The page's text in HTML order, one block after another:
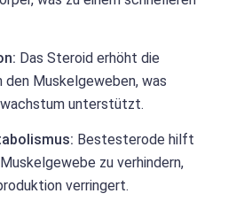
Das Steroid erhöht die
Muskelgeweben, was
unterstützt.
Bestesterode hilft
zu verhindern,
verringert.